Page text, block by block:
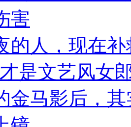
的人，现在